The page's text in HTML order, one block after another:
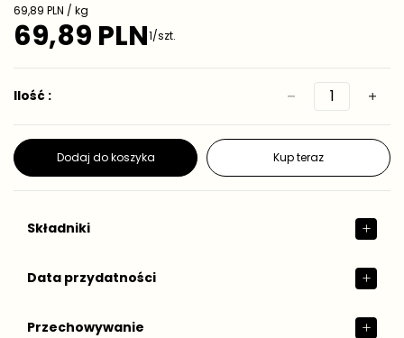
C
e
n
j
d
o
t
k
69,89 PLN / kg
C
n
a
r
e
u
a
69,89 PLN1/szt.
Ilość :
Dodaj do koszyka Kup teraz
Składniki
Data przydatności
Przechowywanie